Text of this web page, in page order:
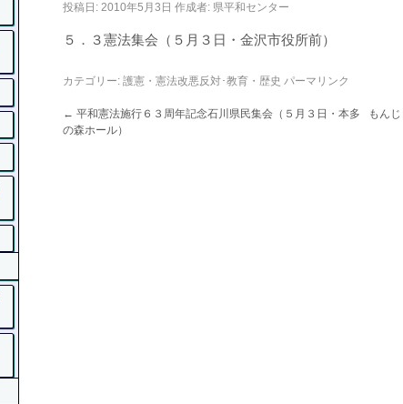
投稿日: 2010年5月3日 作成者: 県平和センター
５．３憲法集会（５月３日・金沢市役所前）
カテゴリー: 護憲・憲法改悪反対･教育・歴史 パーマリンク
← 平和憲法施行６３周年記念石川県民集会（５月３日・本多
の森ホール）
もん